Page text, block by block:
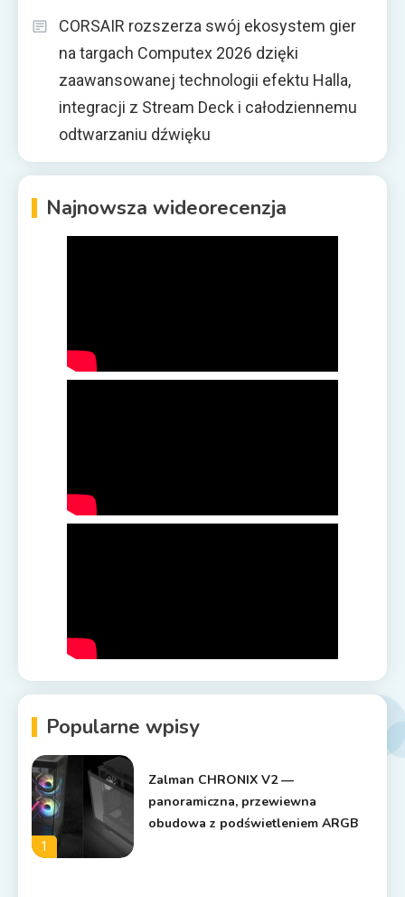
CORSAIR rozszerza swój ekosystem gier
na targach Computex 2026 dzięki
zaawansowanej technologii efektu Halla,
integracji z Stream Deck i całodziennemu
odtwarzaniu dźwięku
Najnowsza wideorecenzja
Popularne wpisy
1
Zalman CHRONIX V2 —
panoramiczna, przewiewna
obudowa z podświetleniem ARGB